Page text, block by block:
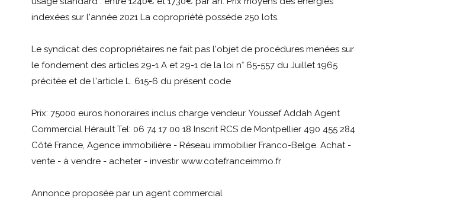
indexées sur l'année 2021 La copropriété possède 250 lots.
Le syndicat des copropriétaires ne fait pas l'objet de procédures menées sur
le fondement des articles 29-1 A et 29-1 de la loi n° 65-557 du Juillet 1965
précitée et de l'article L. 615-6 du présent code
Prix: 75000 euros honoraires inclus charge vendeur. Youssef Addah Agent
Commercial Hérault Tel: 06 74 17 00 18 Inscrit RCS de Montpellier 490 455 284
Côté France, Agence immobilière - Réseau immobilier Franco-Belge. Achat -
vente - à vendre - acheter - investir www.cotefranceimmo.fr
Annonce proposée par un agent commercial